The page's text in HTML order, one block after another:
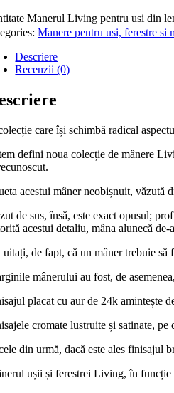
Manerul Living pentru usi din
Manere pentru usi, ferestre si
Descriere
Recenzii (0)
care își schimbă radical
defini noua colecție de mânere
acestui mâner neobișnuit, văzută
de sus, însă, este exact opusul;
acestui detaliu, mâna alunecă
uitați, de fapt, că un mâner trebuie să
mânerului au fost, de
placat cu aur de 24k amintește
cromate lustruite și satinate,
din urmă, dacă este ales finisajul
ușii și ferestrei Living, în funcție